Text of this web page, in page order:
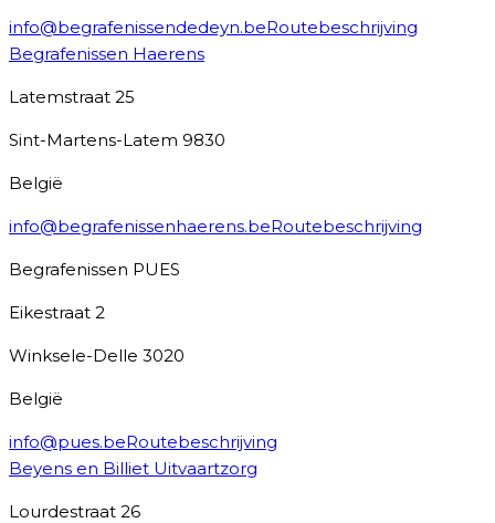
info@begrafenissendedeyn.beRoutebeschrijving
Begrafenissen Haerens
Latemstraat 25
Sint-Martens-Latem 9830
België
info@begrafenissenhaerens.beRoutebeschrijving
Begrafenissen PUES
Eikestraat 2
Winksele-Delle 3020
België
info@pues.beRoutebeschrijving
Beyens en Billiet Uitvaartzorg
Lourdestraat 26